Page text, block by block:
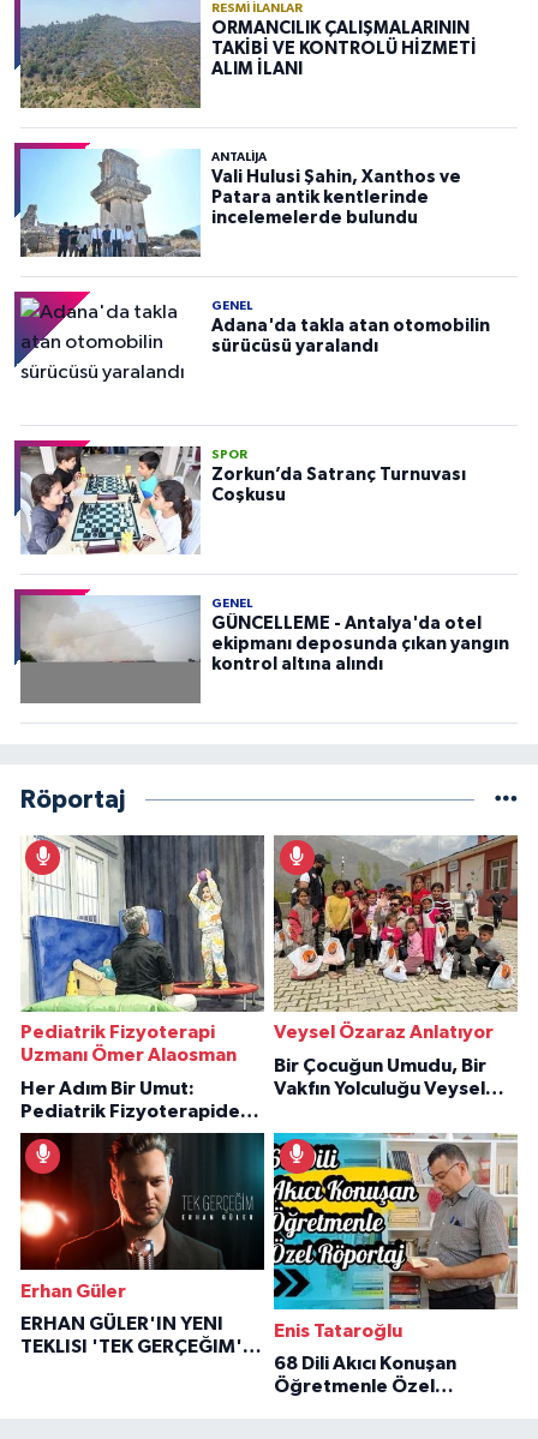
RESMI İLANLAR
ORMANCILIK ÇALIŞMALARININ
TAKİBİ VE KONTROLÜ HİZMETİ
ALIM İLANI
ANTALIJA
Vali Hulusi Şahin, Xanthos ve
Patara antik kentlerinde
incelemelerde bulundu
GENEL
Adana'da takla atan otomobilin
sürücüsü yaralandı
SPOR
Zorkun’da Satranç Turnuvası
Coşkusu
GENEL
GÜNCELLEME - Antalya'da otel
ekipmanı deposunda çıkan yangın
kontrol altına alındı
Röportaj
Pediatrik Fizyoterapi
Uzmanı Ömer Alaosman
Her Adım Bir Umut:
Pediatrik Fizyoterapiden
İlham Veren Hikâyeler
Veysel Özaraz Anlatıyor
Bir Çocuğun Umudu, Bir
Vakfın Yolculuğu Veysel
Erhan Güler
ERHAN GÜLER'IN YENI
TEKLISI 'TEK GERÇEĞIM'LE
Enis Tataroğlu
68 Dili Akıcı Konuşan
Öğretmenle Özel